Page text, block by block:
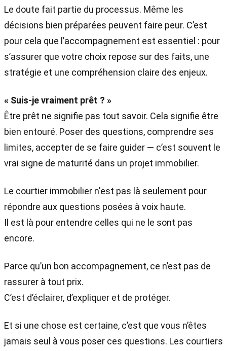
Le doute fait partie du processus. Même les
décisions bien préparées peuvent faire peur. C’est
pour cela que l’accompagnement est essentiel : pour
s’assurer que votre choix repose sur des faits, une
stratégie et une compréhension claire des enjeux.
« Suis-je vraiment prêt ? »
Être prêt ne signifie pas tout savoir. Cela signifie être
bien entouré. Poser des questions, comprendre ses
limites, accepter de se faire guider — c’est souvent le
vrai signe de maturité dans un projet immobilier.
Le courtier immobilier n'est pas là seulement pour
répondre aux questions posées à voix haute.
Il est là pour entendre celles qui ne le sont pas
encore.
Parce qu’un bon accompagnement, ce n’est pas de
rassurer à tout prix.
C’est d’éclairer, d’expliquer et de protéger.
Et si une chose est certaine, c’est que vous n’êtes
jamais seul à vous poser ces questions. Les courtiers